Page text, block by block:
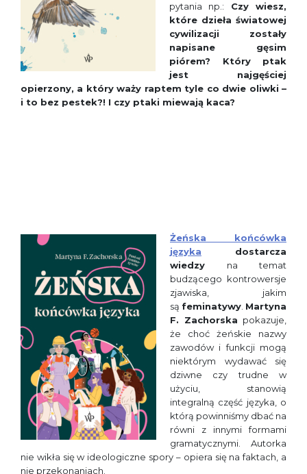
pytania np.: Czy wiesz,
które dzieła światowej
cywilizacji zostały
napisane gęsim
piórem? Który ptak
jest najgęściej
opierzony, a który waży raptem tyle co dwie oliwki –
i to bez pestek?! I czy ptaki miewają kaca?
Żeńska końcówka
języka dostarcza
wiedzy na temat
budzącego kontrowersje
zjawiska, jakim
są feminatywy. Martyna
F. Zachorska pokazuje,
że choć żeńskie nazwy
zawodów i funkcji mogą
niektórym wydawać się
dziwne czy trudne w
użyciu, stanowią
integralną część języka, o
którą powinniśmy dbać na
równi z innymi formami
gramatycznymi. Autorka
nie wikła się w ideologiczne spory – opiera się na faktach, a
nie przekonaniach.